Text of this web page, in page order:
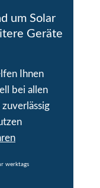
um Solar
Geräte
Ihnen
bei allen
werktags